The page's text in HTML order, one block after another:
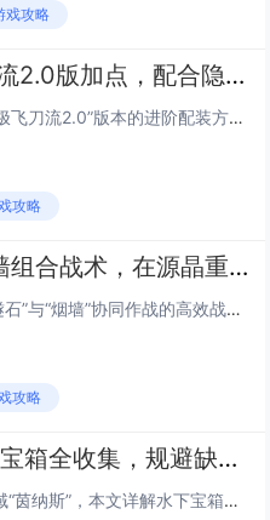
戏攻略
赛博朋克2077终极飞刀流2.0版加点，配合隐藏协议DLC新义体的秒杀流配装
本文介绍了《赛博朋克2077》“终极飞刀流2.0”版本的进阶配装方案，专为配合“往日之影”DLC新增的隐藏协议义体系统优化，该流派以高暴击、瞬杀为核心，主加冷兵器（尤其飞刀专精）、潜行与义体接口，关键技能包括“刀锋舞者”“致命投掷”及“静默...
攻略
无畏契约新特工燧石烟墙组合战术，在源晶重镇地图的A点必胜进攻策略
本文介绍了《无畏契约》中特工“燧石”与“烟墙”协同作战的高效战术，聚焦于“源晶重镇”地图A点的进攻突破，燧石利用其可部署的爆炸性火种装置制造混乱、压制守点，配合烟墙释放大范围持续性烟幕，遮蔽敌方视野并掩护队友推进路径，该组合强调节奏控制与时...
攻略
幻塔3.0版本茵纳斯水下宝箱全收集，规避缺氧与巨兽追击的最短搜寻路线
《幻塔》3.0版本开放全新水下区域“茵纳斯”，本文详解水下宝箱全收集攻略，针对水下缺氧机制与随机刷新的巨型威胁生物（巨兽），优化出一条高效、安全的最短搜寻路线：优先利用“深海呼吸”技能与氧气补给点，按顺时针分区块推进，避开高危巡逻路径；标注...